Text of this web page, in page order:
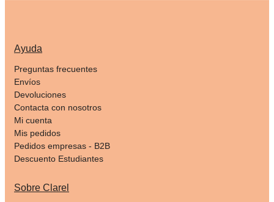
Ayuda
Preguntas frecuentes
Envíos
Devoluciones
Contacta con nosotros
Mi cuenta
Mis pedidos
Pedidos empresas - B2B
Descuento Estudiantes
Sobre Clarel